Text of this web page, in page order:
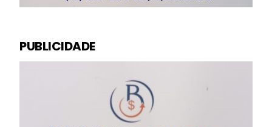
PUBLICIDADE